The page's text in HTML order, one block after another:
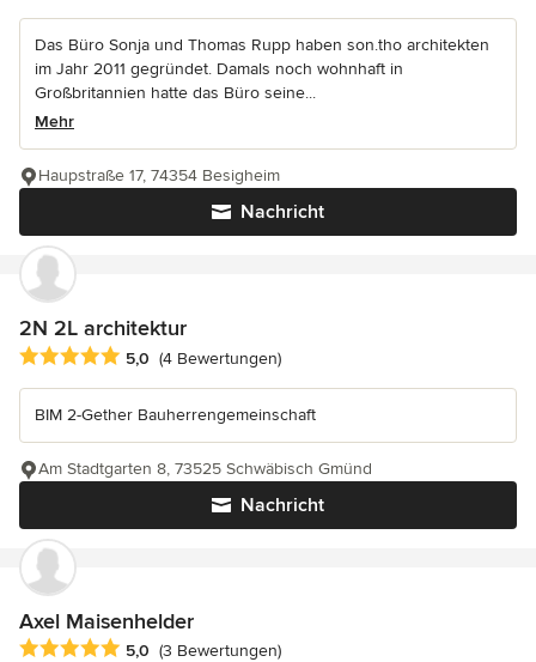
Das Büro Sonja und Thomas Rupp haben son.tho architekten
im Jahr 2011 gegründet. Damals noch wohnhaft in
Großbritannien hatte das Büro seine...
Mehr
Nachricht
Haupstraße 17, 74354 Besigheim
2N 2L architektur
Durchschnittliche Bewertung: 5 von 5 Sternen
5,0 (4 Bewertungen)
BIM 2-Gether Bauherrengemeinschaft
Nachricht
Am Stadtgarten 8, 73525 Schwäbisch Gmünd
Axel Maisenhelder
Durchschnittliche Bewertung: 5 von 5 Sternen
5,0 (3 Bewertungen)